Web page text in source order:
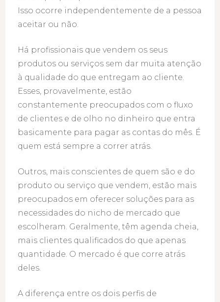
Isso ocorre independentemente de a pessoa
aceitar ou não.
Há profissionais que vendem os seus
produtos ou serviços sem dar muita atenção
à qualidade do que entregam ao cliente.
Esses, provavelmente, estão
constantemente preocupados com o fluxo
de clientes e de olho no dinheiro que entra
basicamente para pagar as contas do mês. É
quem está sempre a correr atrás.
Outros, mais conscientes de quem são e do
produto ou serviço que vendem, estão mais
preocupados em oferecer soluções para as
necessidades do nicho de mercado que
escolheram. Geralmente, têm agenda cheia,
mais clientes qualificados do que apenas
quantidade. O mercado é que corre atrás
deles.
A diferença entre os dois perfis de